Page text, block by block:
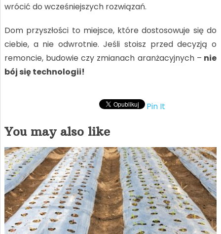
wrócić do wcześniejszych rozwiązań.
Dom przyszłości to miejsce, które dostosowuje się do
ciebie, a nie odwrotnie. Jeśli stoisz przed decyzją o
remoncie, budowie czy zmianach aranżacyjnych – nie
bój się technologii!
Pin It
You may also like